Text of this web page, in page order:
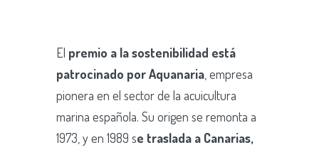
El premio a la sostenibilidad está
patrocinado por Aquanaria , empresa
pionera en el sector de la acuicultura
marina española. Su origen se remonta a
1973, y en 1989 se traslada a Canarias,